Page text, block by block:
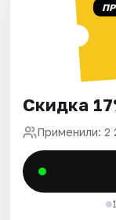
Скидка
Применили: 2